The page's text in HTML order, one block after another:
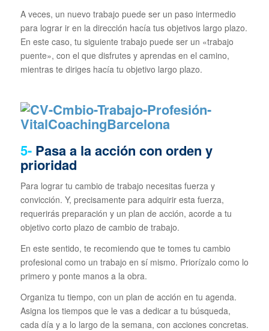
A veces, un nuevo trabajo puede ser un paso intermedio
para lograr ir en la dirección hacía tus objetivos largo plazo.
En este caso, tu siguiente trabajo puede ser un «trabajo
puente», con el que disfrutes y aprendas en el camino,
mientras te diriges hacía tu objetivo largo plazo.
5- Pasa a la acción con orden y
prioridad
Para lograr tu cambio de trabajo necesitas fuerza y
convicción. Y, precisamente para adquirir esta fuerza,
requerirás preparación y un plan de acción, acorde a tu
objetivo corto plazo de cambio de trabajo.
En este sentido, te recomiendo que te tomes tu cambio
profesional como un trabajo en sí mismo. Priorízalo como lo
primero y ponte manos a la obra.
Organiza tu tiempo, con un plan de acción en tu agenda.
Asigna los tiempos que le vas a dedicar a tu búsqueda,
cada día y a lo largo de la semana, con acciones concretas.